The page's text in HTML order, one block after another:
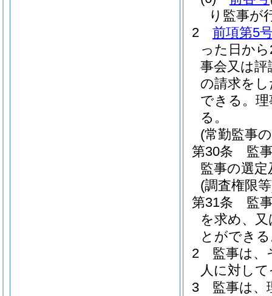
り監事が
2
前項第5
った日か
事会又は
の請求を
できる。 理
る。
(常勤監事
第30条
監
監事の選
(調査権限
第31条
監
を求め、
とができ
2
監事は、
人に対し
3
監事は、